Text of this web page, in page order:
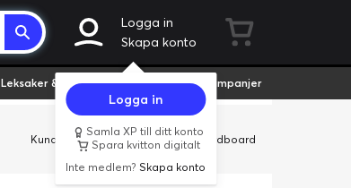
Logga in
Skapa konto
Logga in
Samla XP till ditt konto
Spara kvitton digitalt
Inte medlem?Skapa konto
Leksaker & Hobby Fyndvaror Kampanjer
Kundservice Butiker Företag Cardboard